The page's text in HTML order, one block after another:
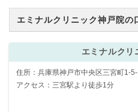
エミナルクリニック神戸院の
エミナルクリ
住所：兵庫県神戸市中央区三宮町1-
アクセス：三宮駅より徒歩1分